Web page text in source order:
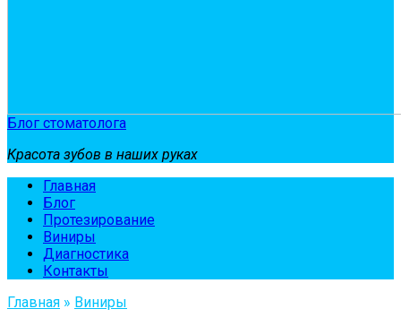
Блог стоматолога
Красота зубов в наших руках
Главная
Блог
Протезирование
Виниры
Диагностика
Контакты
Главная » Виниры